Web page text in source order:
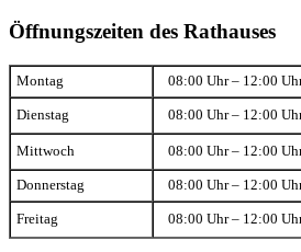
Öffnungszeiten des Rathauses
Montag 08:00 Uhr – 12:00
Dienstag 08:00 Uhr – 12:00
Mittwoch 08:00 Uhr – 12:00
Donnerstag 08:00 Uhr – 12:00
Freitag 08:00 Uhr – 12:00